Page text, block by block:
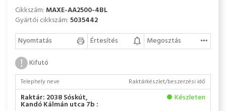
Cikkszám: MAXE-AA2500-4BL
Gyártói cikkszám:5035442
Nyomtatás
Értesítés
Megosztás
Kifutó
Telephely neve Raktárkészlet/beszerzési idő
Raktár: 2038 Sóskút,
Kandó Kálmán utca 7b :
Készleten